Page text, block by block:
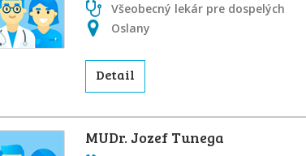
Všeobecný lekár pre dospelých
Oslany
Detail
MUDr. Jozef Tunega